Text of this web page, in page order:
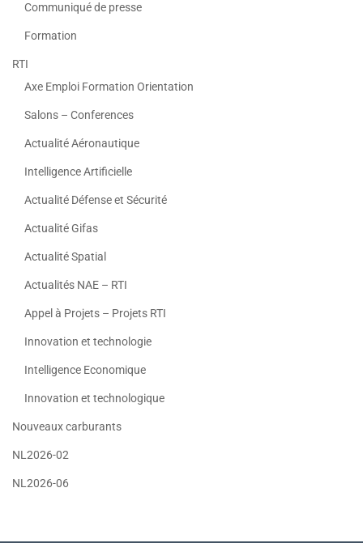
Communiqué de presse
Formation
RTI
Axe Emploi Formation Orientation
Salons – Conferences
Actualité Aéronautique
Intelligence Artificielle
Actualité Défense et Sécurité
Actualité Gifas
Actualité Spatial
Actualités NAE – RTI
Appel à Projets – Projets RTI
Innovation et technologie
Intelligence Economique
Innovation et technologique
Nouveaux carburants
NL2026-02
NL2026-06